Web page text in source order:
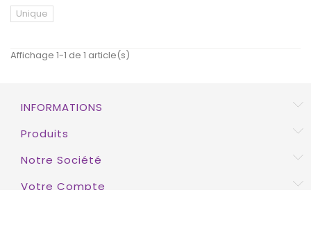
Unique
Affichage 1-1 de 1 article(s)
INFORMATIONS
Produits
Notre Société
Votre Compte